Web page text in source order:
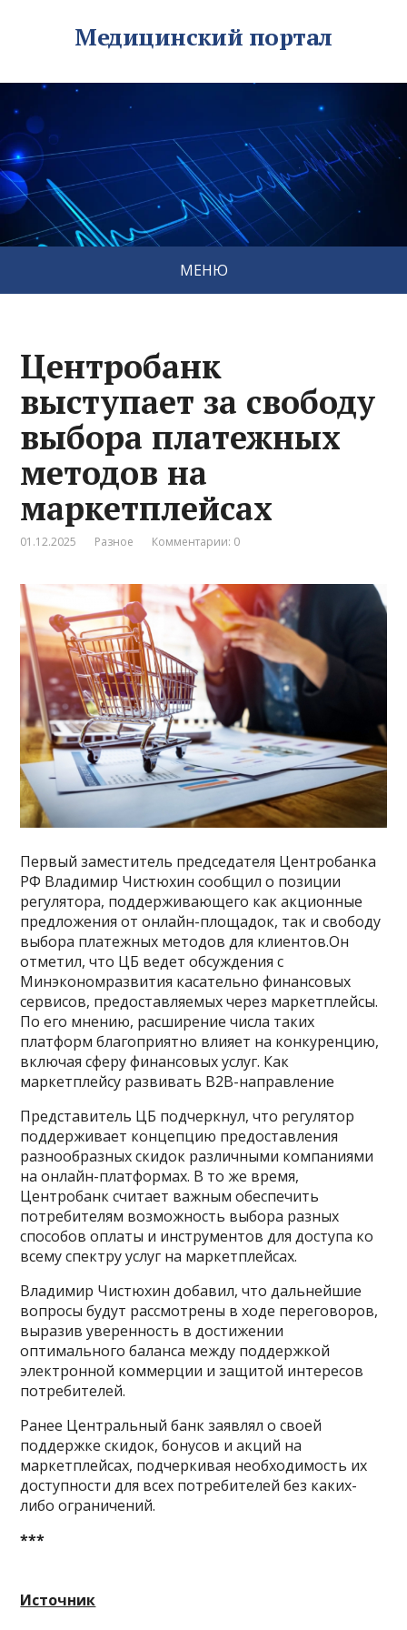
Медицинский портал
МЕНЮ
Центробанк
выступает за свободу
выбора платежных
методов на
маркетплейсах
01.12.2025 Разное Комментарии: 0
Первый заместитель председателя Центробанка
РФ Владимир Чистюхин сообщил о позиции
регулятора, поддерживающего как акционные
предложения от онлайн-площадок, так и свободу
выбора платежных методов для клиентов.Он
отметил, что ЦБ ведет обсуждения с
Минэкономразвития касательно финансовых
сервисов, предоставляемых через маркетплейсы.
По его мнению, расширение числа таких
платформ благоприятно влияет на конкуренцию,
включая сферу финансовых услуг. Как
маркетплейсу развивать B2B-направление
Представитель ЦБ подчеркнул, что регулятор
поддерживает концепцию предоставления
разнообразных скидок различными компаниями
на онлайн-платформах. В то же время,
Центробанк считает важным обеспечить
потребителям возможность выбора разных
способов оплаты и инструментов для доступа ко
всему спектру услуг на маркетплейсах.
Владимир Чистюхин добавил, что дальнейшие
вопросы будут рассмотрены в ходе переговоров,
выразив уверенность в достижении
оптимального баланса между поддержкой
электронной коммерции и защитой интересов
потребителей.
Ранее Центральный банк заявлял о своей
поддержке скидок, бонусов и акций на
маркетплейсах, подчеркивая необходимость их
доступности для всех потребителей без каких-
либо ограничений.
***
Источник